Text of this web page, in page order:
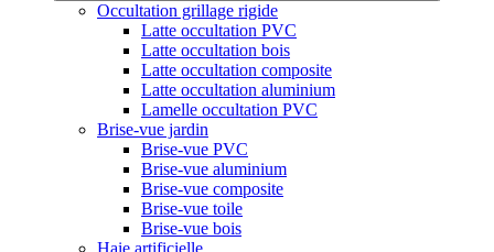
Occultation grillage rigide
Latte occultation PVC
Latte occultation bois
Latte occultation composite
Latte occultation aluminium
Lamelle occultation PVC
Brise-vue jardin
Brise-vue PVC
Brise-vue aluminium
Brise-vue composite
Brise-vue toile
Brise-vue bois
Haie artificielle